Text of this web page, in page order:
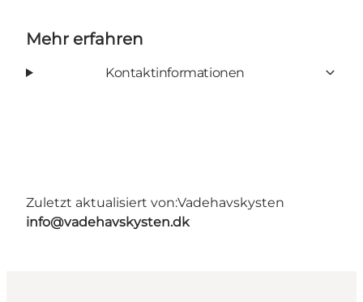
Mehr erfahren
Kontaktinformationen
Zuletzt aktualisiert von:Vadehavskysten
info@vadehavskysten.dk